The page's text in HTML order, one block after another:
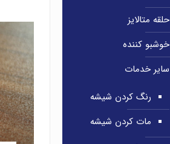
حلقه متالایز
خوشبو کننده
سایر خدمات
رنگ کردن شیشه
مات کردن شیشه